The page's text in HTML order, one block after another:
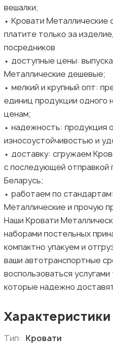
вешалки;
• Кровати Металлические
платите только за
посредников
• доступные цены:
Металлические дешевые;
• мелкий и крупный опт:
единиц продукции одного
ценам;
• надежность: продукция
износоустойчивостью и
• доставку: сгружаем
с последующей отправкой
Беларусь;
• работаем по
Металлические и прочую
Наши Кровати
наборами постельных
компактно упакуем и
ваши автотранспортные
воспользоваться
которые надежно
Характеристики
Тип: Кровати